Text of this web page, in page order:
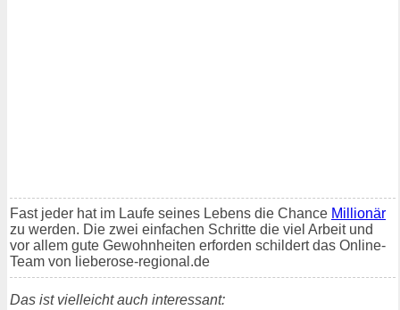
Fast jeder hat im Laufe seines Lebens die Chance Millionär
zu werden. Die zwei einfachen Schritte die viel Arbeit und
vor allem gute Gewohnheiten erforden schildert das Online-
Team von lieberose-regional.de
Das ist vielleicht auch interessant: